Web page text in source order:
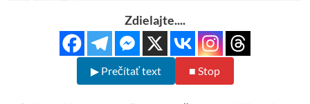
Zdielajte....
▶ Prečítať text ■ Stop